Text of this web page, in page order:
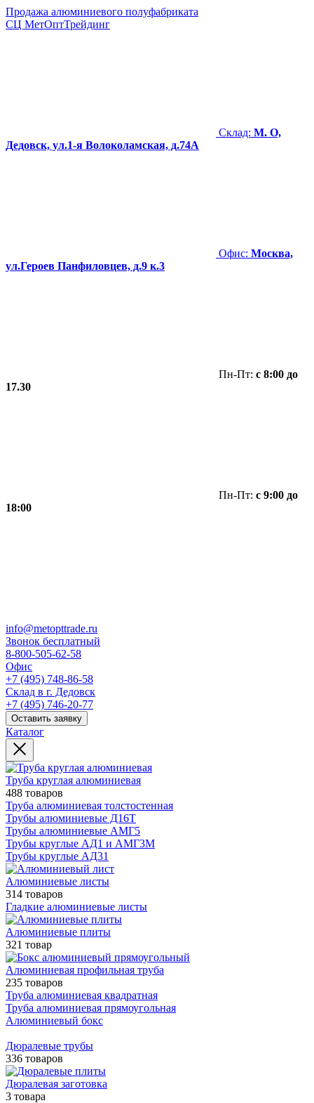
Продажа алюминиевого полуфабриката
СЦ МетОптТрейдинг
Склад: М. О,
Дедовск, ул.1-я Волоколамская, д.74А
Офис: Москва,
ул.Героев Панфиловцев, д.9 к.3
Пн-Пт: с 8:00 до
17.30
Пн-Пт: с 9:00 до
18:00
info@metopttrade.ru
Звонок бесплатный
8-800-505-62-58
Офис
+7 (495) 748-86-58
Склад в г. Дедовск
+7 (495) 746-20-77
Оставить заявку
Каталог
Труба круглая алюминиевая
488 товаров
Труба алюминиевая толстостенная
Трубы алюминиевые Д16Т
Трубы алюминиевые АМГ5
Трубы круглые АД1 и АМГ3М
Трубы круглые АД31
Алюминиевые листы
314 товаров
Гладкие алюминиевые листы
Алюминиевые плиты
321 товар
Алюминиевая профильная труба
235 товаров
Труба алюминиевая квадратная
Труба алюминиевая прямоугольная
Алюминиевый бокс
Дюралевые трубы
336 товаров
Дюралевая заготовка
3 товара